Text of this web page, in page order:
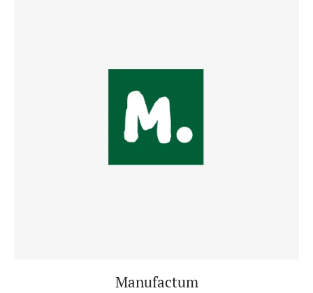
Manufactum